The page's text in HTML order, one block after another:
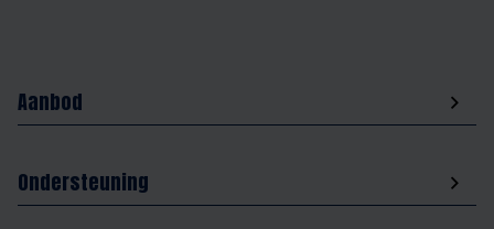
Aanbod
Ondersteuning